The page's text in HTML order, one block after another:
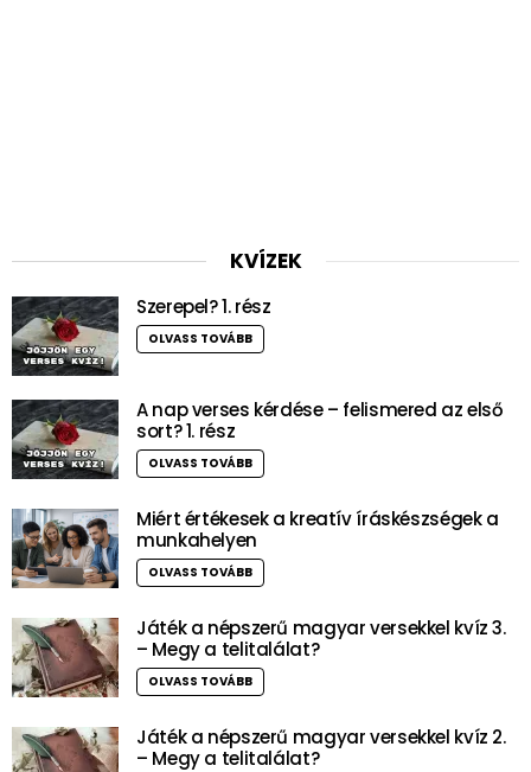
KVÍZEK
Szerepel? 1. rész
OLVASS TOVÁBB
A nap verses kérdése – felismered az első
sort? 1. rész
OLVASS TOVÁBB
Miért értékesek a kreatív íráskészségek a
munkahelyen
OLVASS TOVÁBB
Játék a népszerű magyar versekkel kvíz 3.
– Megy a telitalálat?
OLVASS TOVÁBB
Játék a népszerű magyar versekkel kvíz 2.
– Megy a telitalálat?